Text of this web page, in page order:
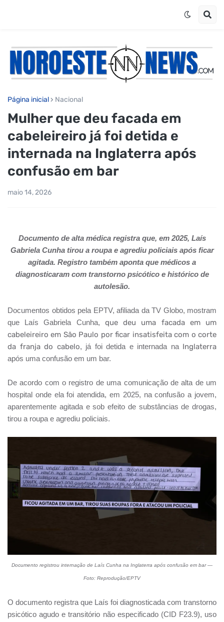
Página inicial Nacional
Mulher que deu facada em
cabeleireiro já foi detida e
internada na Inglaterra após
confusão em bar
maio 14, 2026
Documento de alta médica registra que, em 2025, Laís
Gabriela Cunha tirou a roupa e agrediu policiais após ficar
agitada. Registro também aponta que médicos a
diagnosticaram com transtorno psicótico e histórico de
autolesão.
Documentos obtidos pela EPTV, afiliada da TV Globo, mostram
que Laís Gabriela Cunha, que deu uma facada em um
cabeleireiro em São Paulo por ficar insatisfeita com o corte
da franja do cabelo, já foi detida e internada na Inglaterra
após uma confusão em um bar.
De acordo com o registro de uma comunicação de alta de um
hospital onde ela foi atendida, em 2025, na confusão a jovem,
aparentemente agitada e sob efeito de substâncias de drogas,
tirou a roupa e agrediu policiais.
Documento registrou internação de Laís Cunha na Inglaterra após confusão em bar —
Foto: Reprodução/EPTV
O documento registra que Laís foi diagnosticada com transtorno
psicótico agudo e transitório não especificado (CID F23.9), uso